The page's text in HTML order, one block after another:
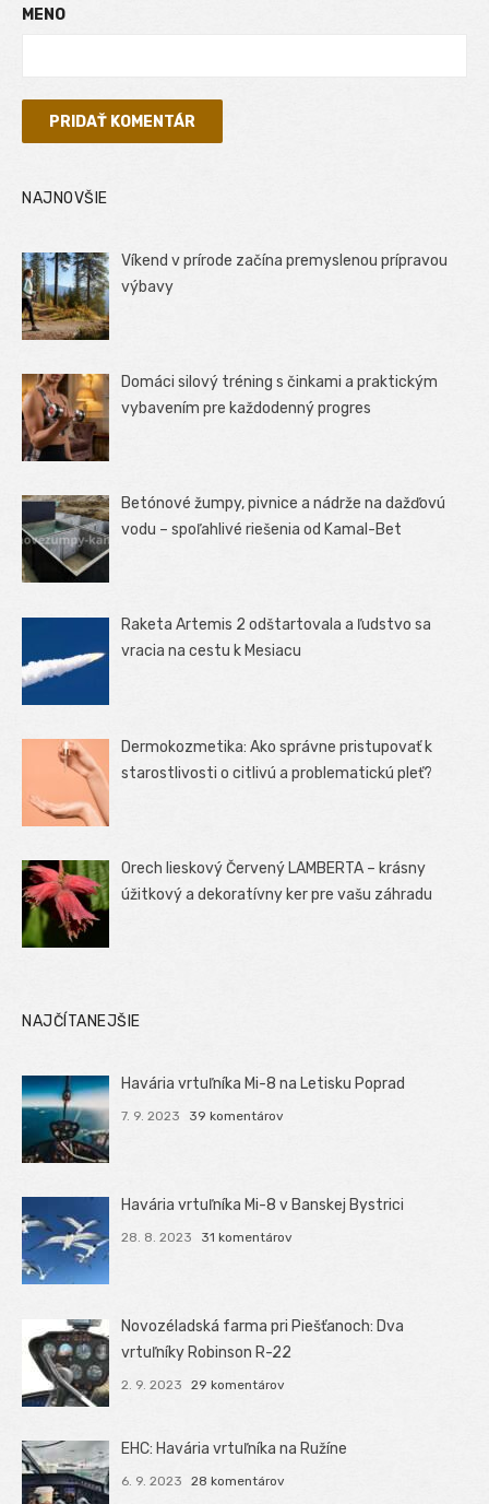
MENO
NAJNOVŠIE
Víkend v prírode začína premyslenou prípravou
výbavy
Domáci silový tréning s činkami a praktickým
vybavením pre každodenný progres
Betónové žumpy, pivnice a nádrže na dažďovú
vodu – spoľahlivé riešenia od Kamal-Bet
Raketa Artemis 2 odštartovala a ľudstvo sa
vracia na cestu k Mesiacu
Dermokozmetika: Ako správne pristupovať k
starostlivosti o citlivú a problematickú pleť?
Orech lieskový Červený LAMBERTA – krásny
úžitkový a dekoratívny ker pre vašu záhradu
NAJČÍTANEJŠIE
Havária vrtuľníka Mi-8 na Letisku Poprad
7. 9. 2023 39 komentárov
Havária vrtuľníka Mi-8 v Banskej Bystrici
28. 8. 2023 31 komentárov
Novozéladská farma pri Piešťanoch: Dva
vrtuľníky Robinson R-22
2. 9. 2023 29 komentárov
EHC: Havária vrtuľníka na Ružíne
6. 9. 2023 28 komentárov